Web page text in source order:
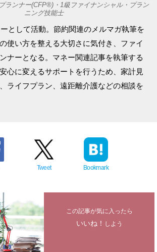
ランナー(CFP®)・1級ファイナンシャル・プラン
ニング技能士
として活動。節約関連のメルマガ執筆を
使い方を整える大切さに気付き、ファイ
ナーとなる。マネー関連記事を執筆する
心に変えるサポートを行うため、家計見
ライフプラン、遠距離介護などの相談を
Tweet Bookmark
この記事が気に入ったら
いいね！ しよう